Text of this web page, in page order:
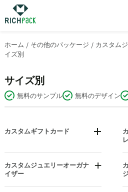
ホーム / その他のパッケージ / カスタム
イズ別
サイズ別
無料のサンプル 無料のデザイン
カスタムギフトカード
休日と結婚式のタグ
カスタムジュエリーオーガナ
イザー
カウンタートップジュエリーデ